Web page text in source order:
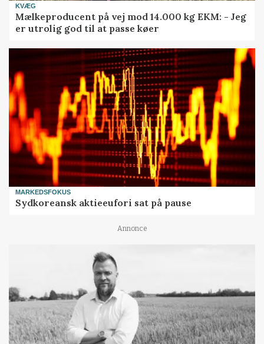
KVÆG
Mælkeproducent på vej mod 14.000 kg EKM: - Jeg
er utrolig god til at passe køer
MARKEDSFOKUS
Sydkoreansk aktieeufori sat på pause
Annonce